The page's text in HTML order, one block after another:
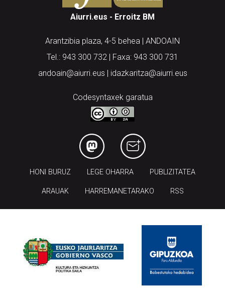
Aiurri.eus - Erroitz BM
Arantzibia plaza, 4-5 behea | ANDOAIN
Tel.: 943 300 732 | Faxa: 943 300 731
andoain@aiurri.eus | idazkaritza@aiurri.eus
Codesyntaxek garatua
HONI BURUZ LEGE OHARRA PUBLIZITATEA
ARAUAK HARREMANETARAKO RSS